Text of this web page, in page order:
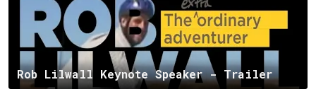
Rob Lilwall Keynote Speaker - Trailer